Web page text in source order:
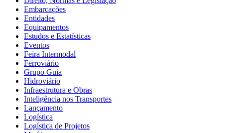
Embarcações
Entidades
Equipamentos
Estudos e Estatísticas
Eventos
Feira Intermodal
Ferroviário
Grupo Guia
Hidroviário
Infraestrutura e Obras
Inteligência nos Transportes
Lançamento
Logística
Logística de Projetos